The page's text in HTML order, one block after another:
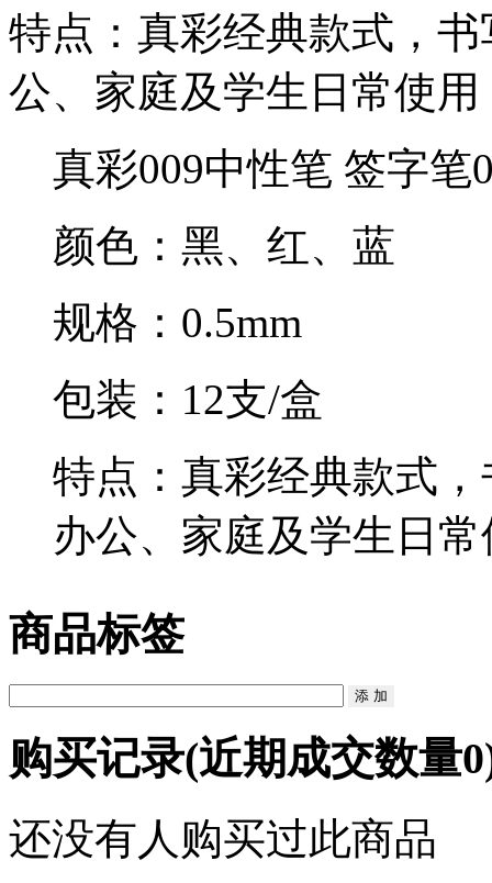
特点：真彩经典款式，
公、家庭及学生日常使用
真彩009中性笔 签字笔
颜色：黑、红、蓝
规格：0.5mm
包装：12支/盒
特点：真彩经典款式
办公、家庭及学生日
商品标签
购买记录(近期成交数量0
还没有人购买过此商品